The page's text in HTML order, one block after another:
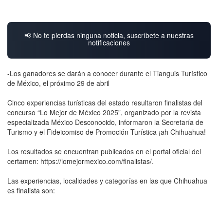
📢 No te pierdas ninguna noticia, suscríbete a nuestras
notificaciones
-Los ganadores se darán a conocer durante el Tianguis Turístico
de México, el próximo 29 de abril
Cinco experiencias turísticas del estado resultaron finalistas del
concurso “Lo Mejor de México 2025”, organizado por la revista
especializada México Desconocido, informaron la Secretaría de
Turismo y el Fideicomiso de Promoción Turística ¡ah Chihuahua!
Los resultados se encuentran publicados en el portal oficial del
certamen: https://lomejormexico.com/finalistas/.
Las experiencias, localidades y categorías en las que Chihuahua
es finalista son: